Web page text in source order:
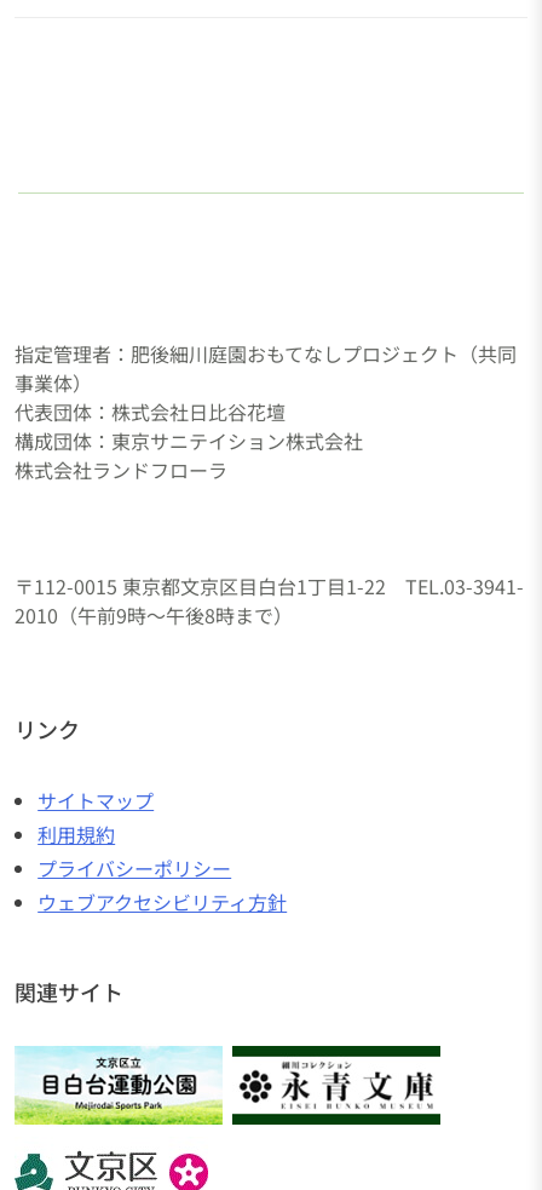
指定管理者：肥後細川庭園おもてなしプロジェクト（共同
事業体）
代表団体：株式会社日比谷花壇
構成団体：東京サニテイション株式会社
株式会社ランドフローラ
〒112-0015 東京都文京区目白台1丁目1-22 TEL.03-3941-
2010（午前9時～午後8時まで）
リンク
サイトマップ
利用規約
プライバシーポリシー
ウェブアクセシビリティ方針
関連サイト